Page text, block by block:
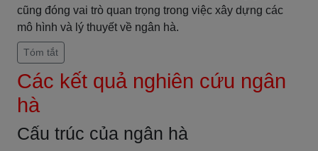
cũng đóng vai trò quan trọng trong việc xây dựng các
mô hình và lý thuyết về ngân hà.
Tóm tắt
Các kết quả nghiên cứu ngân
hà
Cấu trúc của ngân hà